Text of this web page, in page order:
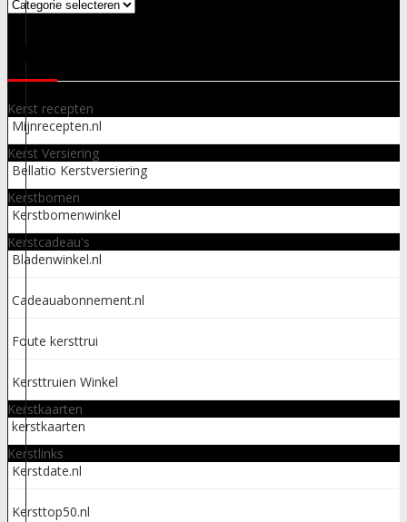
Categorieën
LINKS
Kerst recepten
Mijnrecepten.nl
Kerst Versiering
Bellatio Kerstversiering
Kerstbomen
Kerstbomenwinkel
Kerstcadeau's
Bladenwinkel.nl
Cadeauabonnement.nl
Foute kersttrui
Kersttruien Winkel
Kerstkaarten
kerstkaarten
Kerstlinks
Kerstdate.nl
Kersttop50.nl